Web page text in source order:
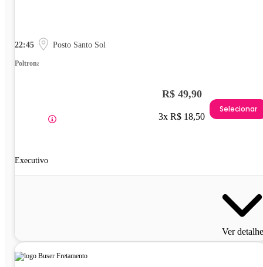
22:45 Posto Santo Sol
Poltrona
Executivo
R$ 49,90
3x R$ 18,50
Selecionar
Ver